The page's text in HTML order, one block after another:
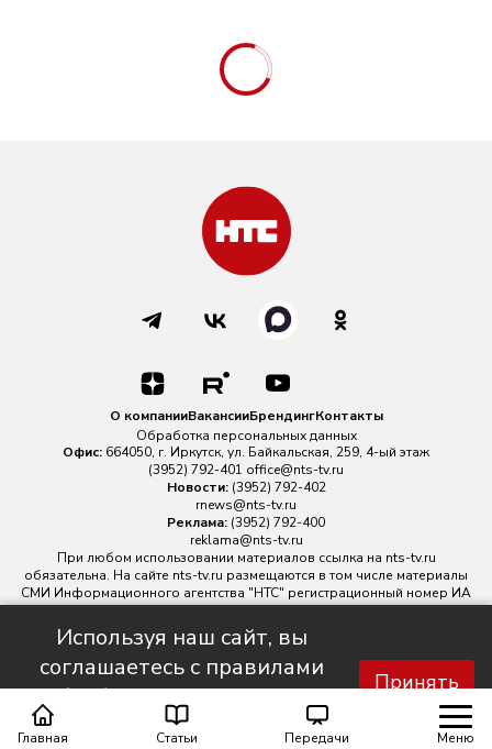
Главная Статьи Передачи Меню
Используя наш сайт, вы
соглашаетесь с правилами
обработки персональных
данных.
Принять
О компанииВакансииБрендингКонтакты
Обработка персональных данных
Офис: 664050, г. Иркутск, ул. Байкальская, 259, 4-ый этаж
(3952) 792-401 office@nts-tv.ru
Новости: (3952) 792-402
rnews@nts-tv.ru
Реклама: (3952) 792-400
reklama@nts-tv.ru
При любом использовании материалов ссылка на nts-tv.ru
обязательна. На сайте nts-tv.ru размещаются в том числе материалы
СМИ Информационного агентства "НТС" регистрационный номер ИА
№ ФС 77 - 88763 зарегистрировано Федеральной службой по
надзору в сфере связи, информационных технологий и массовых
коммуникаций.
Главный редактор ИА "НТС" Иштулкин Евгений Александрович16+